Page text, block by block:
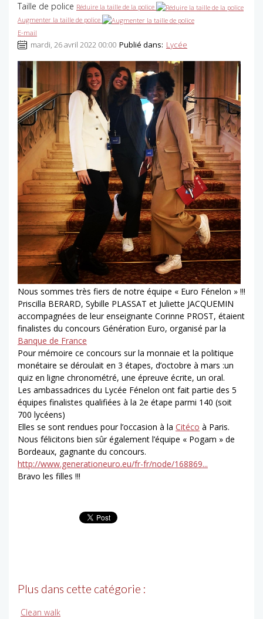
Taille de police Réduire la taille de la police
Augmenter la taille de police
E-mail
mardi, 26 avril 2022 00:00 Publié dans: Lycée
Nous sommes très fiers de notre équipe « Euro Fénelon » !!!
Priscilla BERARD, Sybille PLASSAT et Juliette JACQUEMIN
accompagnées de leur enseignante Corinne PROST, étaient
finalistes du concours Génération Euro, organisé par la
Banque de France
Pour mémoire ce concours sur la monnaie et la politique
monétaire se déroulait en 3 étapes, d’octobre à mars :un
quiz en ligne chronométré, une épreuve écrite, un oral.
Les ambassadrices du Lycée Fénelon ont fait partie des 5
équipes finalistes qualifiées à la 2e étape parmi 140 (soit
700 lycéens)
Elles se sont rendues pour l’occasion à la Citéco à Paris.
Nous félicitons bien sûr également l’équipe « Pogam » de
Bordeaux, gagnante du concours.
http://www.generationeuro.eu/fr-fr/node/168869...
Bravo les filles !!!
Plus dans cette catégorie :
Clean walk